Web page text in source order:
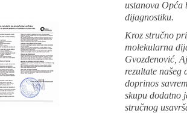
ustanova Opća
dijagnostiku.
Kroz stručno
molekularna
Gvozdenović,
rezultate našeg
doprinos
skupu dodatno
stručnog